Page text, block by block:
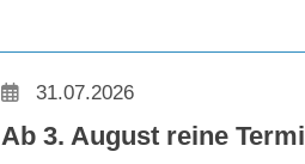
31.07.2026
Ab 3. August reine